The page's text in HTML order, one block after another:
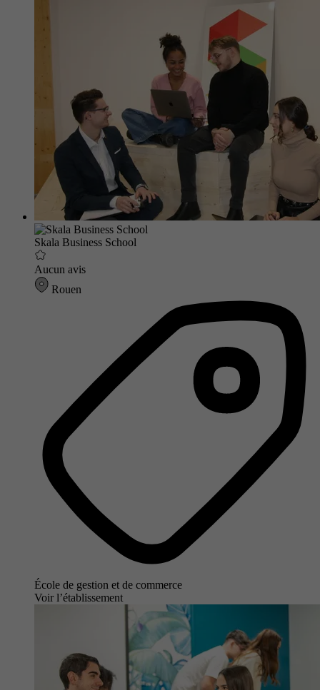
Skala Business School
Aucun avis
Rouen
École de gestion et de commerce
Voir l’établissement